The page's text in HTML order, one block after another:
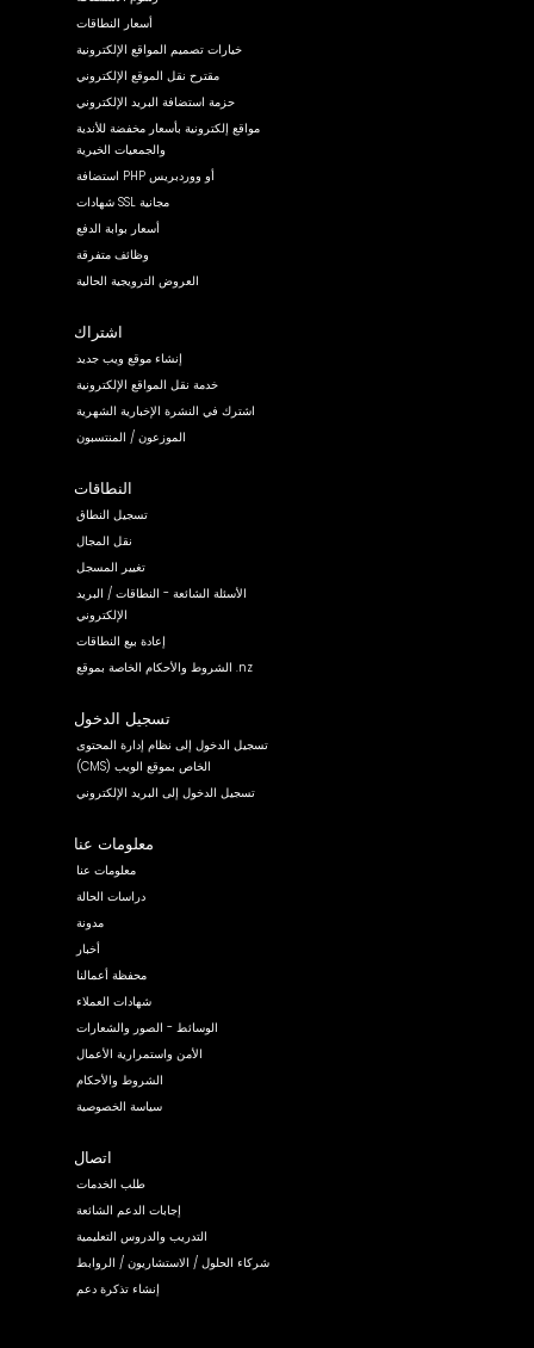
أسعار النطاقات
خيارات تصميم المواقع الإلكترونية
مقترح نقل الموقع الإلكتروني
حزمة استضافة البريد الإلكتروني
مواقع إلكترونية بأسعار مخفضة للأندية
والجمعيات الخيرية
استضافة PHP أو ووردبريس
شهادات SSL مجانية
أسعار بوابة الدفع
وظائف متفرقة
العروض الترويجية الحالية
اشتراك
إنشاء موقع ويب جديد
خدمة نقل المواقع الإلكترونية
اشترك في النشرة الإخبارية الشهرية
الموزعون / المنتسبون
النطاقات
تسجيل النطاق
نقل المجال
تغيير المسجل
الأسئلة الشائعة - النطاقات / البريد
الإلكتروني
إعادة بيع النطاقات
الشروط والأحكام الخاصة بموقع .nz
تسجيل الدخول
تسجيل الدخول إلى نظام إدارة المحتوى
(CMS) الخاص بموقع الويب
تسجيل الدخول إلى البريد الإلكتروني
معلومات عنا
معلومات عنا
دراسات الحالة
مدونة
أخبار
محفظة أعمالنا
شهادات العملاء
الوسائط - الصور والشعارات
الأمن واستمرارية الأعمال
الشروط والأحكام
سياسة الخصوصية
اتصال
طلب الخدمات
إجابات الدعم الشائعة
التدريب والدروس التعليمية
شركاء الحلول / الاستشاريون / الروابط
إنشاء تذكرة دعم